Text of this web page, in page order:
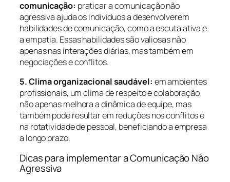
comunicação: praticar a comunicação não
agressiva ajuda os indivíduos a desenvolverem
habilidades de comunicação, como a escuta ativa e
a empatia. Essas habilidades são valiosas não
apenas nas interações diárias, mas também em
negociações e conflitos.
5. Clima organizacional saudável: em ambientes
profissionais, um clima de respeito e colaboração
não apenas melhora a dinâmica de equipe, mas
também pode resultar em reduções nos conflitos e
na rotatividade de pessoal, beneficiando a empresa
a longo prazo.
Dicas para implementar a Comunicação Não
Agressiva